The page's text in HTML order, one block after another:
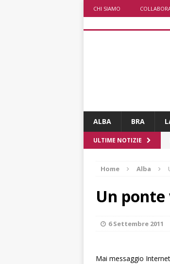
CHI SIAMO
ALBA BRA
ULTIME NOTIZIE
Home Alba
Un ponte
6 Settembre 2011
Mai messaggio